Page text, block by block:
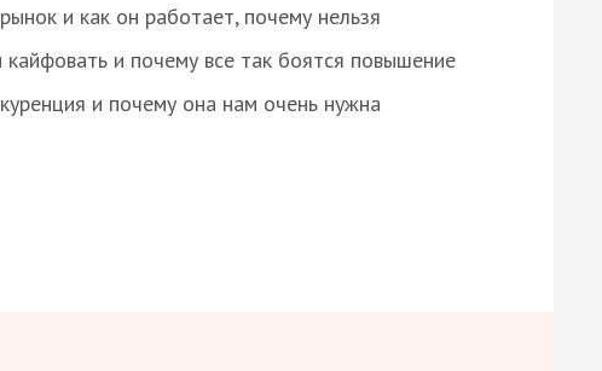
и как он работает, почему нельзя
и почему все так боятся повышение
и почему она нам очень нужна